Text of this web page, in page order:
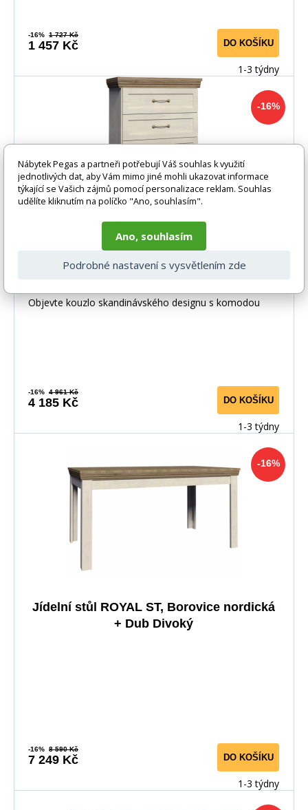
-16% 1 727 Kč
1 457 Kč DO KOŠÍKU
1-3 týdny
-16%
Komoda ROYAL KS5, Borovice nordická +
Dub Divoký
Objevte kouzlo skandinávského designu s komodou
-16% 4 961 Kč
4 185 Kč DO KOŠÍKU
1-3 týdny
-16%
Jídelní stůl ROYAL ST, Borovice nordická
+ Dub Divoký
-16% 8 590 Kč
7 249 Kč DO KOŠÍKU
1-3 týdny
Nábytek Pegas a partneři potřebují Váš souhlas k využití
jednotlivých dat, aby Vám mimo jiné mohli ukazovat informace
týkající se Vašich zájmů pomocí personalizace reklam. Souhlas
udělíte kliknutím na políčko "Ano, souhlasím".
Ano, souhlasím
Podrobné nastavení s vysvětlením zde